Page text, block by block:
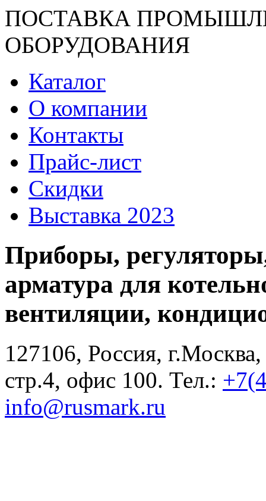
ПОСТАВКА
ОБОРУДОВАНИЯ
Каталог
О компании
Контакты
Прайс-лист
Скидки
Выставка 2023
Приборы,
арматура для
вентиляции,
127106, Россия,
стр.4, офис 100. Тел.:
info@rusmark.ru